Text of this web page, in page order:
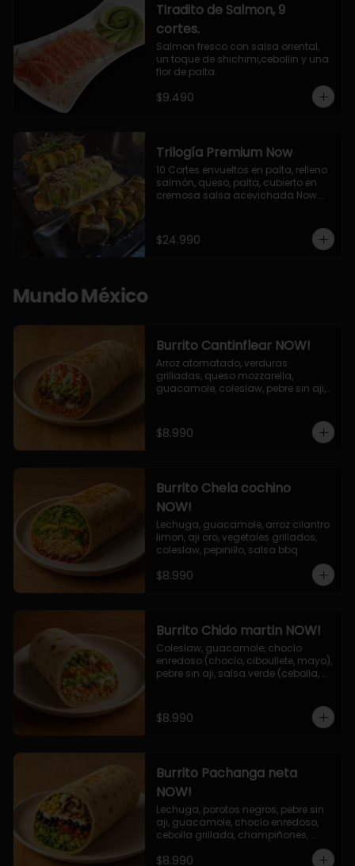
Tiradito de Salmon, 9
cortes.
Salmon fresco con salsa oriental,
un toque de shichimi,cebollin y una
flor de palta.
$9.490
Trilogía Premium Now
10 Cortes envueltos en palta, relleno
salmón, queso, palta, cubierto en
cremosa salsa acevichada Now.
palta, cubierto con topping de
chimichurri de la casa flambeado.
$24.990
Mundo México
Burrito Cantinflear NOW!
Arroz atomatado, verduras
grilladas, queso mozzarella,
guacamole, coleslaw, pebre sin aji,
$8.990
Burrito Chela cochino
NOW!
Lechuga, guacamole, arroz cilantro
limon, aji oro, vegetales grillados,
coleslaw, pepinillo, salsa bbq
$8.990
Burrito Chido martin NOW!
Coleslaw, guacamole, choclo
enredoso (choclo, ciboullete, mayo),
pebre sin aji, salsa verde (cebolla,
$8.990
Burrito Pachanga neta
NOW!
Lechuga, porotos negros, pebre sin
aji, guacamole, choclo enredoso,
cebolla grillada, champiñones,
$8.990